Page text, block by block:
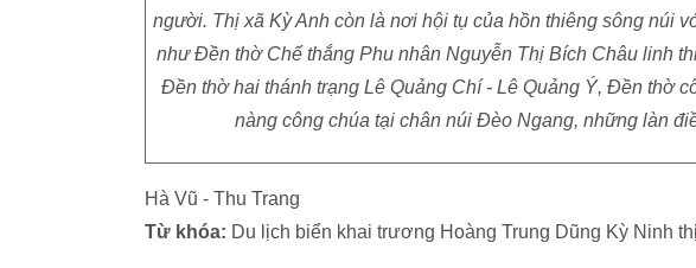
người. Thị xãKỳ Anh còn là nơi hội tụ của hồn thiêng sông núi
như Đền thờ Chế thắng Phu nhân Nguyễn Thị Bích Châu linh
Đền thờ hai thánh trạng Lê Quảng Chí - Lê Quảng Ý, Đền thờ
nàng công chúa tại chân núi Đèo Ngang, những làn
Hà Vũ - Thu Trang
Từ khóa: Du lịch biển khai trương Hoàng Trung Dũng Kỳ Ninh